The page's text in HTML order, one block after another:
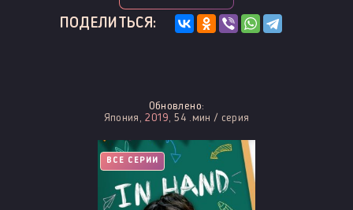
ПОДЕЛИТЬСЯ:
Обновлено:
Япония,2019 , 54 .мин / серия
ВСЕ СЕРИИ